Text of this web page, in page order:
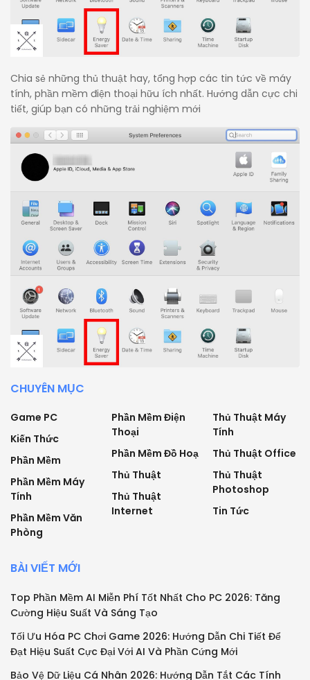
Chia sẻ những thủ thuật hay, tổng hợp các tin tức về máy
tính, phần mềm điện thoại hữu ích nhất. Hướng dẫn cực chi
tiết, giúp bạn có những trải nghiệm mới
CHUYÊN MỤC
Game PC
Kiến Thức
Phần Mềm
Phần Mềm Máy
Tính
Phần Mềm Văn
Phòng
Phần Mềm Điện
Thoại
Phần Mềm Đồ Hoạ
Thủ Thuật
Thủ Thuật
Internet
Thủ Thuật Máy
Tính
Thủ Thuật Office
Thủ Thuật
Photoshop
Tin Tức
BÀI VIẾT MỚI
Top Phần Mềm AI Miễn Phí Tốt Nhất Cho PC 2026: Tăng
Cường Hiệu Suất Và Sáng Tạo
Tối Ưu Hóa PC Chơi Game 2026: Hướng Dẫn Chi Tiết Để
Đạt Hiệu Suất Cực Đại Với AI Và Phần Cứng Mới
Bảo Vệ Dữ Liệu Cá Nhân 2026: Hướng Dẫn Tắt Các Tính